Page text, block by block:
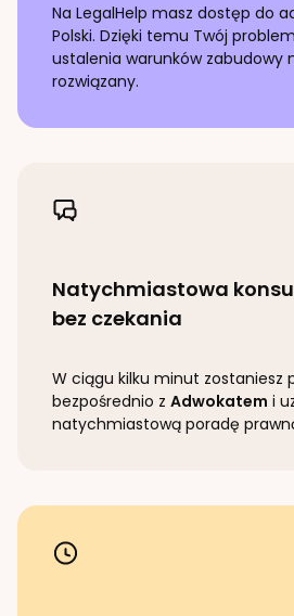
Na LegalHelp masz dostęp do
Polski. Dzięki temu Twój
ustalenia warunków zabudowy
rozwiązany.
Natychmiastowa
bez czekania
W ciągu kilku minut zostaniesz
bezpośrednio z Adwokatem i
natychmiastową poradę